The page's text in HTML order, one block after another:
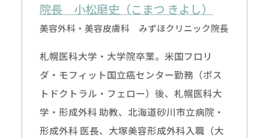
院長 小松磨史（こまつ きよし）
美容外科・美容皮膚科 みずほクリニック院長
札幌医科大学・大学院卒業。米国フロリ
ダ・モフィット国立癌センター勤務（ポス
トドクトラル・フェロー）後、札幌医科大
学・形成外科 助教、北海道砂川市立病院・
形成外科 医長、大塚美容形成外科入職（大